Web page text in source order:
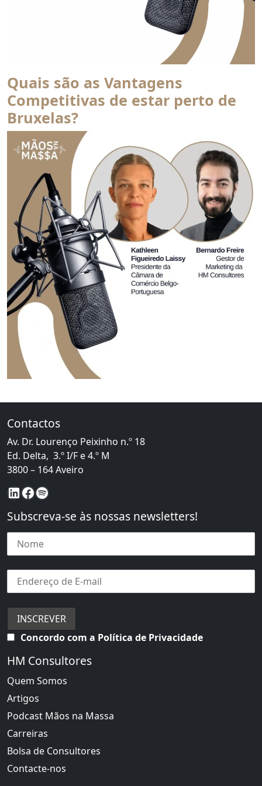
from Algarve 2026: Como Manter a Liderança no
Quais são as Vantagens
Competitivas de estar perto de
Bruxelas?
Contactos
Av. Dr. Lourenço Peixinho n.º 18
Ed. Delta, 3.º I/F e 4.º M
3800 – 164 Aveiro
LinkedIn
Facebook
Spotify
Subscreva-se às nossas newsletters!
Concordo com a Política de Privacidade
HM Consultores
Quem Somos
Artigos
Podcast Mãos na Massa
Carreiras
Bolsa de Consultores
Contacte-nos